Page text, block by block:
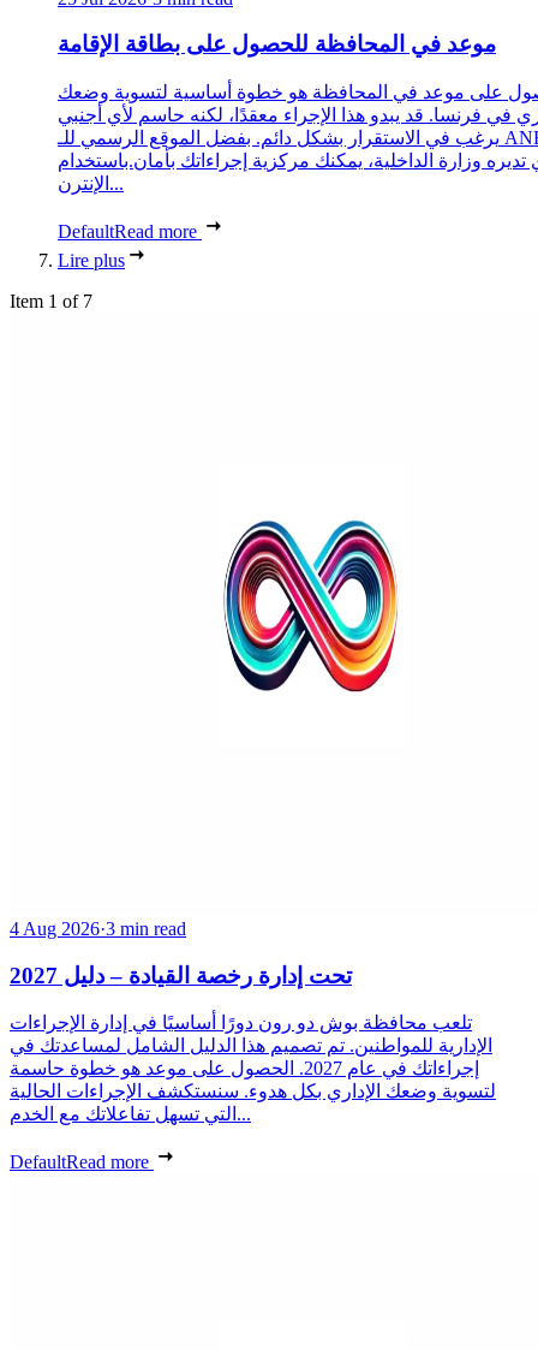
موعد في المحافظة للحصول على بطاقة الإقامة
على موعد في المحافظة هو خطوة أساسية لتسوية وضعك
في فرنسا. قد يبدو هذا الإجراء معقدًا، لكنه حاسم لأي أجنبي
يرغب في الاستقرار بشكل دائم. بفضل الموقع الرسمي للـ ANEF،
تديره وزارة الداخلية، يمكنك مركزية إجراءاتك بأمان.باستخدام
الإنترن...
DefaultRead more
Lire plus
Item 1 of 7
4 Aug 2026·3 min read
تحت إدارة رخصة القيادة – دليل 2027
تلعب محافظة بوش دو رون دورًا أساسيًا في إدارة الإجراءات
الإدارية للمواطنين. تم تصميم هذا الدليل الشامل لمساعدتك في
إجراءاتك في عام 2027. الحصول على موعد هو خطوة حاسمة
لتسوية وضعك الإداري بكل هدوء. سنستكشف الإجراءات الحالية
التي تسهل تفاعلاتك مع الخدم...
DefaultRead more